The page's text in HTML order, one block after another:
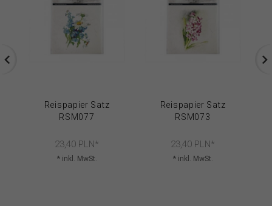
Reispapier Satz
RSM077
23,40 PLN*
* inkl. MwSt.
Reispapier Satz
RSM073
23,40 PLN*
* inkl. MwSt.